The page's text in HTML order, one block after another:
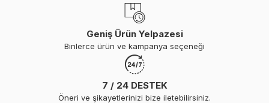
Geniş Ürün Yelpazesi
Binlerce ürün ve kampanya seçeneği
7 / 24 DESTEK
Öneri ve şikayetlerinizi bize iletebilirsiniz.